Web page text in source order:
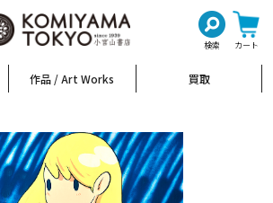
検索 カート
作品 / Art Works 買取